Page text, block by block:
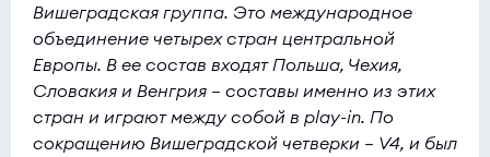
Вишеградская группа. Это международное
объединение четырех стран центральной
Европы. В ее состав входят Польша, Чехия,
Словакия и Венгрия — составы именно из этих
стран и играют между собой в play-in. По
сокращению Вишеградской четверки — V4, и был